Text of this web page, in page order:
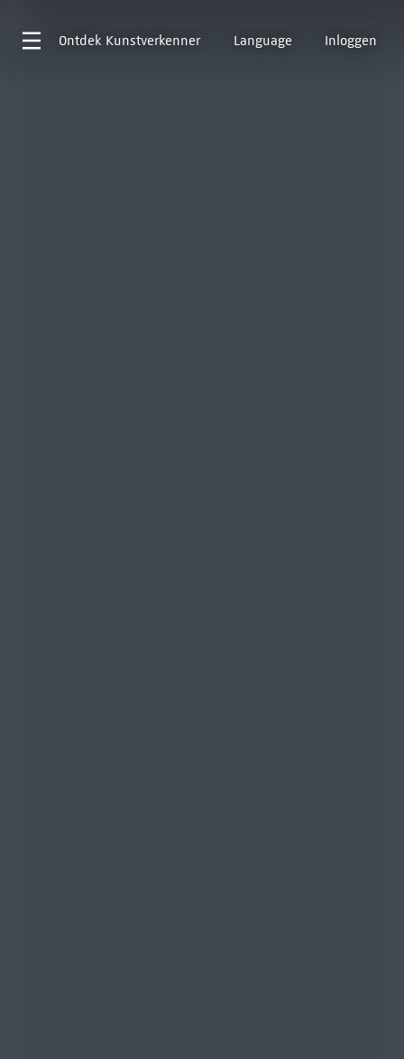
Ontdek Kunstverkenner Language Inloggen